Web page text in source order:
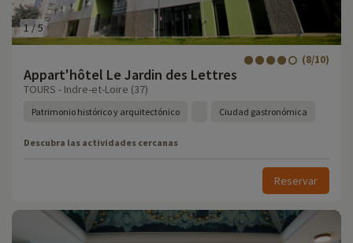
1/5
Appart'hôtel Le Jardin des Lettres
(8/10)
TOURS - Indre-et-Loire (37)
Patrimonio histórico y arquitectónico Ciudad gastronómica
Descubra las actividades cercanas
Reservar